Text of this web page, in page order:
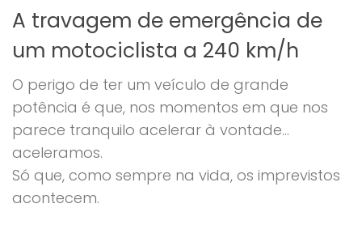
A travagem de emergência de
um motociclista a 240 km/h
O perigo de ter um veículo de grande
potência é que, nos momentos em que nos
parece tranquilo acelerar à vontade…
aceleramos.
Só que, como sempre na vida, os imprevistos
acontecem.